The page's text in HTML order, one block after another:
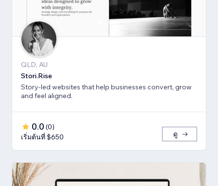
QLD, AU
Stori.Rise
Story-led websites that help businesses convert, grow
and feel aligned.
0.0 (0)
เริ่มต้นที่ $650
ดู